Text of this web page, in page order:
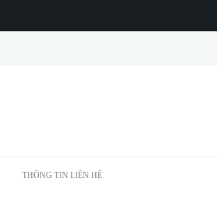
THÔNG TIN LIÊN HỆ